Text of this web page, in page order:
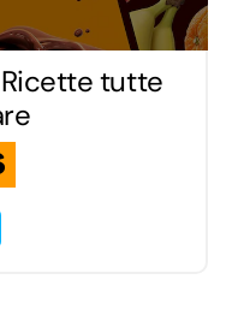
tutte